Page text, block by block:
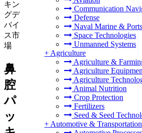
Communication
Defense
Naval Marine &
Space Technologies
Unmanned Systems
+ Agriculture
Agriculture &
Agriculture
Agriculture
Animal Nutrition
Crop Protection
Fertilizers
Seed & Seed
+ Automotive & Transportation
キン
グデ
バイ
ス市
場
鼻
腔
パ
ッ